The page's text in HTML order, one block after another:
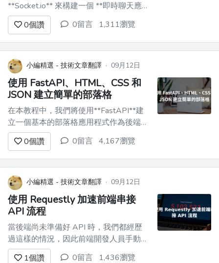
**Socket.io** 來構建一個 **即時聊天應用
程式**，進行雙向通信，使用
**Express.js** 作為伺服器，**React.js**
作為前端，並使用 **Chakra UI** 進行樣
式設計。我們將使用 **Vite** 快速開發來
設置專案。 ...
0個讚 0留言 1,311瀏覽
小編精選 - 技術文章翻譯 · 09月12日
使用 FastAPI、HTML、CSS 和
JSON 建立簡單的部落格
在本教程中，我們將使用**FastAPI**建
立一個基本的部落格應用程式作為後端，
**使用 HTML**和**CSS**作為前端，並
使用一個**JSON**檔案來執行基本的
CRUD（建立、讀取、更新、刪除）操
作。 FastAPI 是一個使用 Python 建立
API 的現代 Web 框架，...
0個讚 0留言 4,167瀏覽
小編精選 - 技術文章翻譯 · 09月12日
使用 Requestly 加速前端串接
API 流程
當後端尚未準備好 API 時，我們都經歷
過這樣的情況，因此前端開發人員手動對
回應進行硬編碼。 這非常耗時，並且會
1個讚 0留言 1,436瀏覽